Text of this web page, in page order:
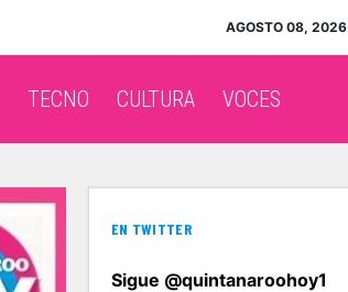
AGOSTO 08, 2026
TECNO CULTURA VOCES
EN TWITTER
Sigue @quintanaroohoy1